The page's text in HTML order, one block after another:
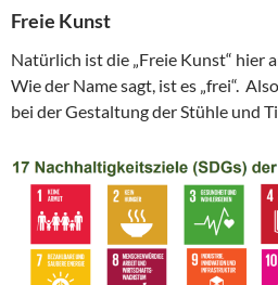
Freie Kunst
Natürlich ist die „Freie Kunst“ hier
Wie der Name sagt, ist es „frei“.
bei der Gestaltung der Stühle und